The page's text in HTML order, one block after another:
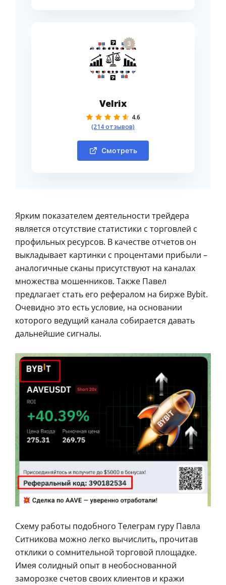
3
Velrix
4.6
(214 отзывов)
Смотреть
Ярким показателем деятельности трейдера
является отсутствие статистики с торговлей с
профильных ресурсов. В качестве отчетов он
выкладывает картинки с процентами прибыли –
аналогичные сканы присутствуют на каналах
множества мошенников. Также Павел
предлагает стать его рефералом на бирже Bybit.
Очевидно это есть условие, на основании
которого ведущий канала собирается давать
дальнейшие сигналы.
Схему работы подобного Телеграм гуру Павла
Ситникова можно легко вычислить, прочитав
отклики о сомнительной торговой площадке.
Имея солидный опыт в необоснованной
заморозке счетов своих клиентов и кражи